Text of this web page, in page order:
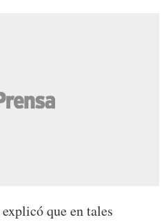
que en tales